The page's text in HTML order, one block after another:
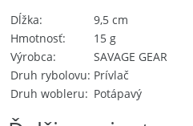
Dĺžka
9,5 cm
Hmotnosť
15 g
Výrobca
SAVAGE GEAR
Druh rybolovu Prívlač
Druh wobleru
Potápavý